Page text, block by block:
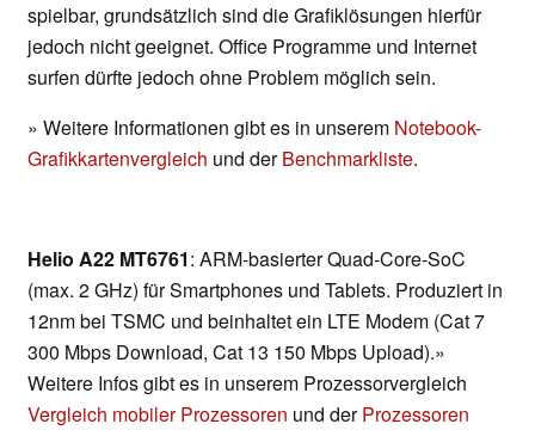
spielbar, grundsätzlich sind die Grafiklösungen hierfür
jedoch nicht geeignet. Office Programme und Internet
surfen dürfte jedoch ohne Problem möglich sein.
» Weitere Informationen gibt es in unserem Notebook-
Grafikkartenvergleich und derBenchmarkliste.
Helio A22 MT6761: ARM-basierter Quad-Core-SoC
(max. 2 GHz) für Smartphones und Tablets. Produziert in
12nm bei TSMC und beinhaltet ein LTE Modem (Cat 7
300 Mbps Download, Cat 13 150 Mbps Upload).»
Weitere Infos gibt es in unserem Prozessorvergleich
Vergleich mobiler Prozessoren und derProzessoren